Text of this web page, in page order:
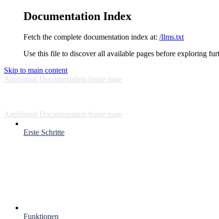
Documentation Index
Fetch the complete documentation index at: /llms.txt
Use this file to discover all available pages before exploring
Skip to main content
AppSignal Documentation home page
AppSignal Documentation home page
Erste Schritte
Funktionen